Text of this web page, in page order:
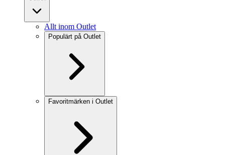
Allt inom Outlet
Populärt på Outlet
Favoritmärken i Outlet